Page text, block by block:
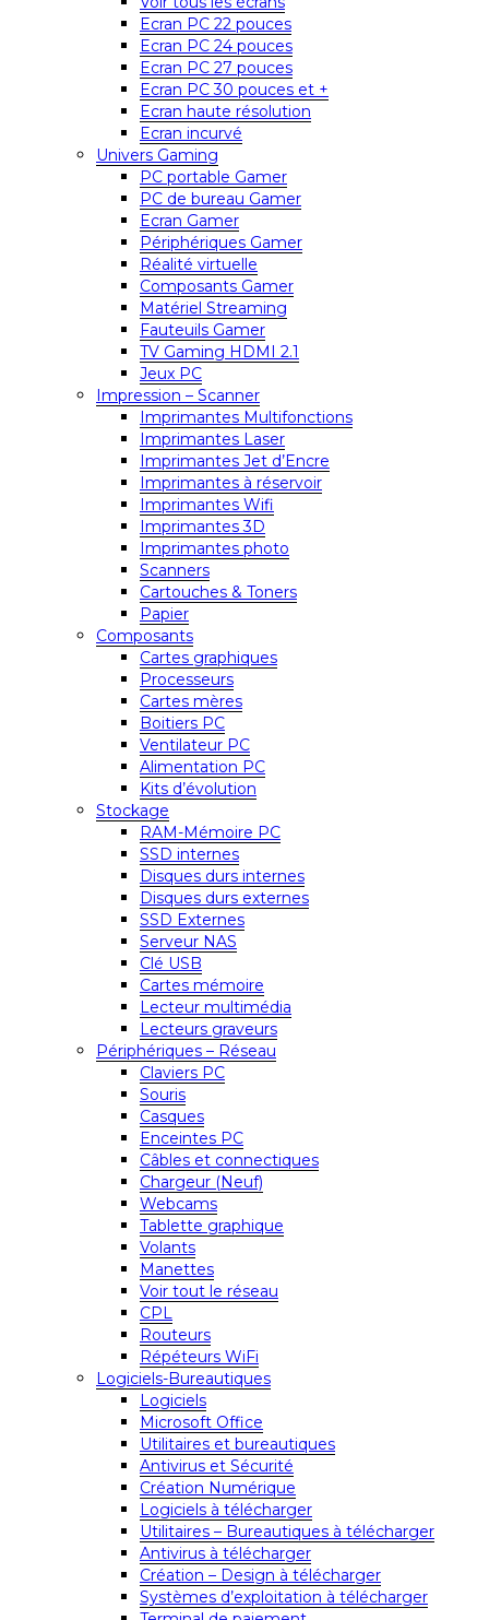
Ecran PC 22 pouces
Ecran PC 24 pouces
Ecran PC 27 pouces
Ecran PC 30 pouces et +
Ecran haute résolution
Ecran incurvé
Univers Gaming
PC portable Gamer
PC de bureau Gamer
Ecran Gamer
Périphériques Gamer
Réalité virtuelle
Composants Gamer
Matériel Streaming
Fauteuils Gamer
TV Gaming HDMI 2.1
Jeux PC
Impression – Scanner
Imprimantes Multifonctions
Imprimantes Laser
Imprimantes Jet d’Encre
Imprimantes à réservoir
Imprimantes Wifi
Imprimantes 3D
Imprimantes photo
Scanners
Cartouches & Toners
Papier
Composants
Cartes graphiques
Processeurs
Cartes mères
Boitiers PC
Ventilateur PC
Alimentation PC
Kits d’évolution
Stockage
RAM-Mémoire PC
SSD internes
Disques durs internes
Disques durs externes
SSD Externes
Serveur NAS
Clé USB
Cartes mémoire
Lecteur multimédia
Lecteurs graveurs
Périphériques – Réseau
Claviers PC
Souris
Casques
Enceintes PC
Câbles et connectiques
Chargeur (Neuf)
Webcams
Tablette graphique
Volants
Manettes
Voir tout le réseau
CPL
Routeurs
Répéteurs WiFi
Logiciels-Bureautiques
Logiciels
Microsoft Office
Utilitaires et bureautiques
Antivirus et Sécurité
Création Numérique
Logiciels à télécharger
Utilitaires – Bureautiques à télécharger
Antivirus à télécharger
Création – Design à télécharger
Systèmes d’exploitation à télécharger